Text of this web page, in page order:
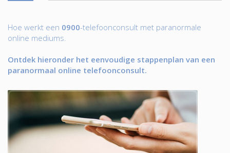
Hoe werkt een 0900-telefoonconsult met paranormale
online mediums.
Ontdek hieronder het eenvoudige stappenplan van een
paranormaal online telefoonconsult.